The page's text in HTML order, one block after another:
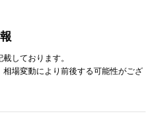
しております。
場変動により前後する可能性がござ